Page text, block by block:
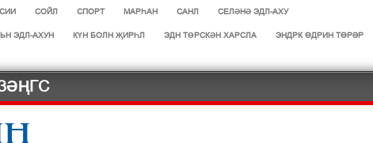
СОЙЛ СПОРТ МАРЄАН САНЛ СЕЛӘНӘ ЭДЛ-АХУ
ЭДЛ-АХУН КҮН БОЛН ҖИРҺЛ ЭДН ТӨРСКӘН ХАРСЛА ЭНДРК ҐДРИН ТҐРІР